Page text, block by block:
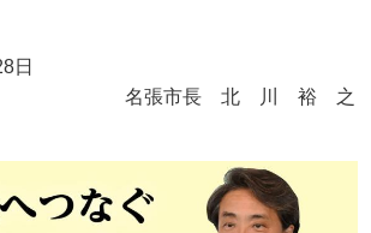
日
長 北 川 裕 之